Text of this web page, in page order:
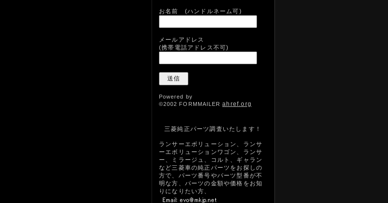
お名前 (ハンドルネーム可)
メールアドレス
(携帯電話アドレス不可)
Powered by
©2002 FORMMAILERahref.org
三菱純正パーツ調査いたします！
ランサーエボリューション、ランサ
ーエボリューションワゴン、ランサ
ー、ミラージュ、コルト、ギャラン
など三菱車の純正パーツをお探しの
方で、パーツ番号やパーツ型番が不
明な方、パーツの金額や価格をお知
りになりたい方、